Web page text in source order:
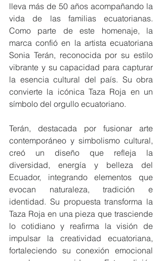
lleva más de 50 años acompañando la
vida de las familias ecuatorianas.
Como parte de este homenaje, la
marca confió en la artista ecuatoriana
Sonia Terán, reconocida por su estilo
vibrante y su capacidad para capturar
la esencia cultural del país. Su obra
convierte la icónica Taza Roja en un
símbolo del orgullo ecuatoriano.
Terán, destacada por fusionar arte
contemporáneo y simbolismo cultural,
creó un diseño que refleja la
diversidad, energía y belleza del
Ecuador, integrando elementos que
evocan naturaleza, tradición e
identidad. Su propuesta transforma la
Taza Roja en una pieza que trasciende
lo cotidiano y reafirma la visión de
impulsar la creatividad ecuatoriana,
fortaleciendo su conexión emocional